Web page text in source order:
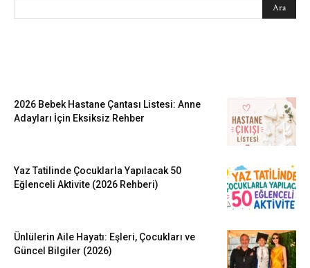
2026 Bebek Hastane Çantası Listesi: Anne
Adayları İçin Eksiksiz Rehber
Yaz Tatilinde Çocuklarla Yapılacak 50
Eğlenceli Aktivite (2026 Rehberi)
Ünlülerin Aile Hayatı: Eşleri, Çocukları ve
Güncel Bilgiler (2026)